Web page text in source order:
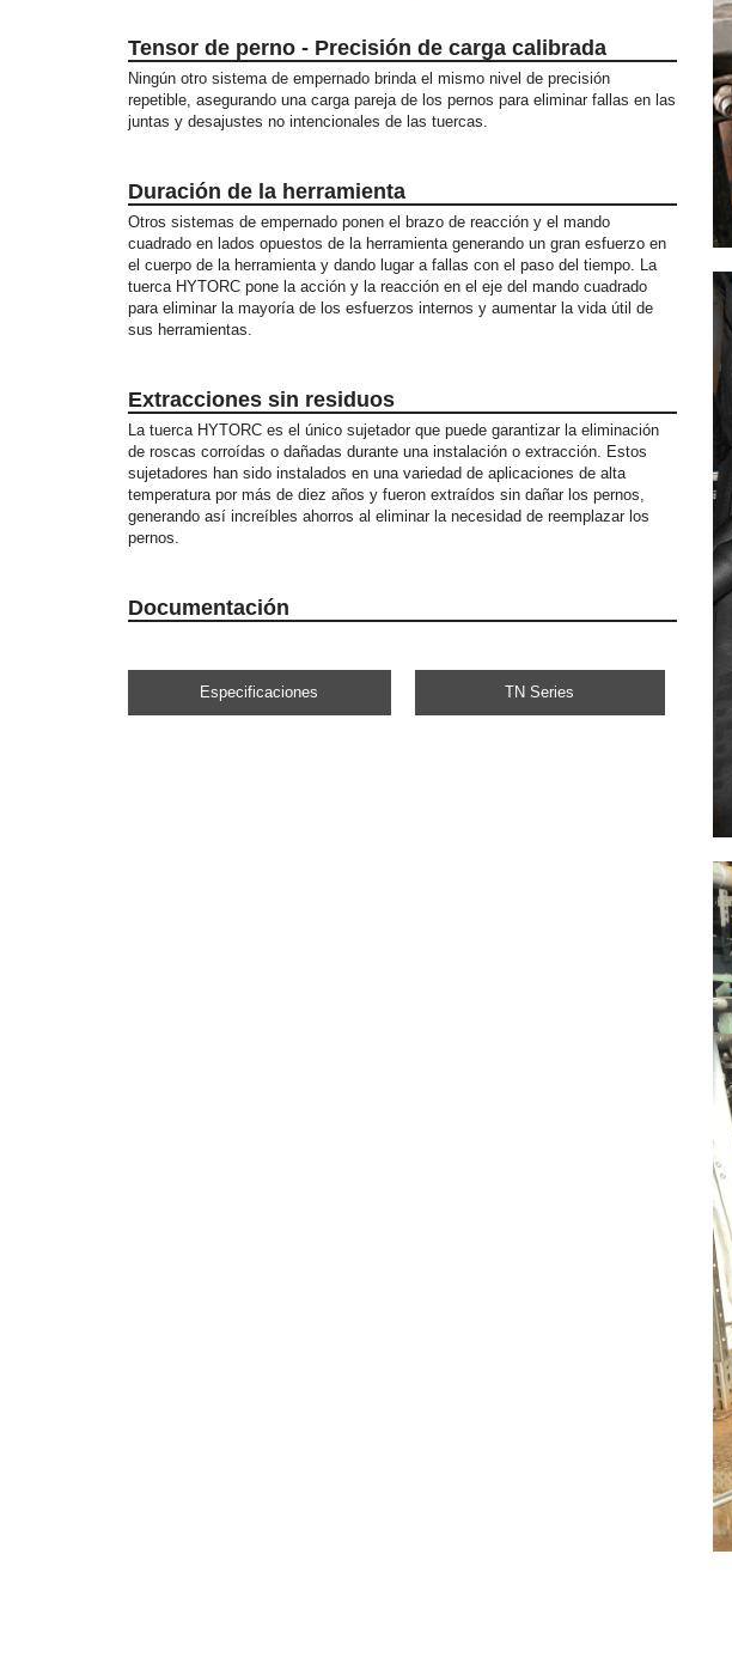
Tensor de perno - Precisión de carga calibrada
Ningún otro sistema de empernado brinda el mismo nivel de precisión
repetible, asegurando una carga pareja de los pernos para eliminar fallas en las
juntas y desajustes no intencionales de las tuercas.
Duración de la herramienta
Otros sistemas de empernado ponen el brazo de reacción y el mando
cuadrado en lados opuestos de la herramienta generando un gran esfuerzo en
el cuerpo de la herramienta y dando lugar a fallas con el paso del tiempo. La
tuerca HYTORC pone la acción y la reacción en el eje del mando cuadrado
para eliminar la mayoría de los esfuerzos internos y aumentar la vida útil de
sus herramientas.
Extracciones sin residuos
La tuerca HYTORC es el único sujetador que puede garantizar la eliminación
de roscas corroídas o dañadas durante una instalación o extracción. Estos
sujetadores han sido instalados en una variedad de aplicaciones de alta
temperatura por más de diez años y fueron extraídos sin dañar los pernos,
generando así increíbles ahorros al eliminar la necesidad de reemplazar los
pernos.
Documentación
Especificaciones TN Series